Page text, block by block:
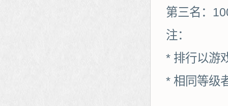
第三名：
注：
* 排行以游
* 相同等级